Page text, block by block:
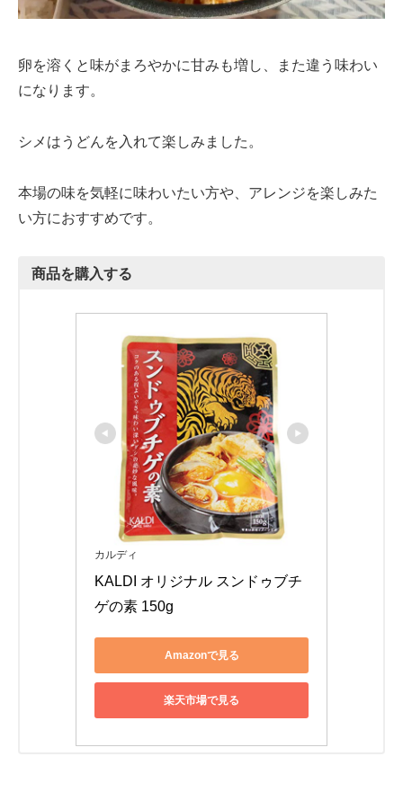
卵を溶くと味がまろやかに甘みも増し、また違う味わい
になります。
シメはうどんを入れて楽しみました。
本場の味を気軽に味わいたい方や、アレンジを楽しみた
い方におすすめです。
商品を購入する
カルディ
KALDI オリジナル スンドゥブチ
ゲの素 150g
Amazonで見る
楽天市場で見る